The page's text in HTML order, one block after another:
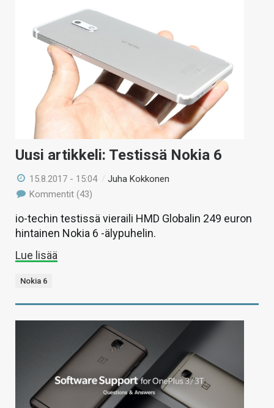
Uusi artikkeli: Testissä Nokia 6
15.8.2017 - 15:04 /Juha Kokkonen
Kommentit (43)
io-techin testissä vieraili HMD Globalin 249 euron
hintainen Nokia 6 -älypuhelin.
Lue lisää
Nokia 6